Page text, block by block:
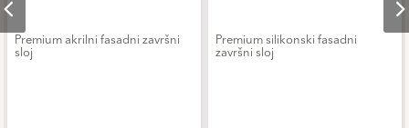
Premium akrilni fasadni završni
sloj
Premium silikonski fasadni
završni sloj